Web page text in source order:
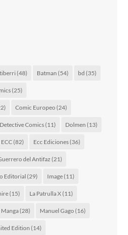
(48) Batman (54) bd (35)
(25)
Comic Europeo (24)
Detective Comics(11) Dolmen (13)
ECC(82) Ecc Ediciones(36)
del Antifaz(21)
Editorial (29) Image(11)
(15) La Patrulla X(11)
Manga(28) Manuel Gago (16)
Edition (14)